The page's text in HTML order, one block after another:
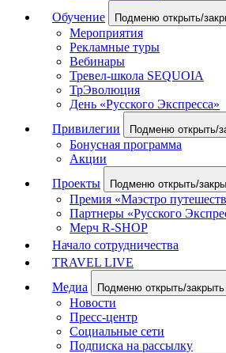
Обучение
Подменю открыть/
Мероприятия
Рекламные туры
Вебинары
Тревел-школа SEQUOIA
ТрЭволюция
День «Русского Экспресса»
Привилегии
Подменю открыть/
Бонусная программа
Акции
Проекты
Подменю открыть/
Премия «Маэстро
Партнеры «Русского
Мерч R-SHOP
Начало сотрудничества
TRAVEL LIVE
Медиа
Подменю открыть/закрыть
Новости
Пресс-центр
Социальные сети
Подписка на рассылку